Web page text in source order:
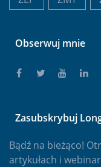
Obserwuj mnie
Zasubskrybuj
Bądź na bieżąco!
artykułach i